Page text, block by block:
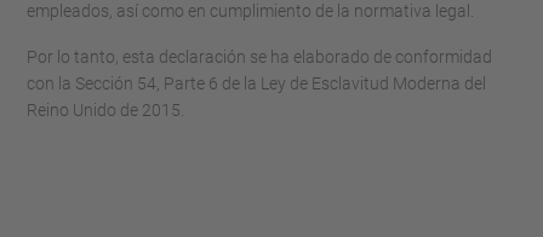
empleados, así como en cumplimiento de la normativa legal.
Por lo tanto, esta declaración se ha elaborado de conformidad
con la Sección 54, Parte 6 de la Ley de Esclavitud Moderna del
Reino Unido de 2015.